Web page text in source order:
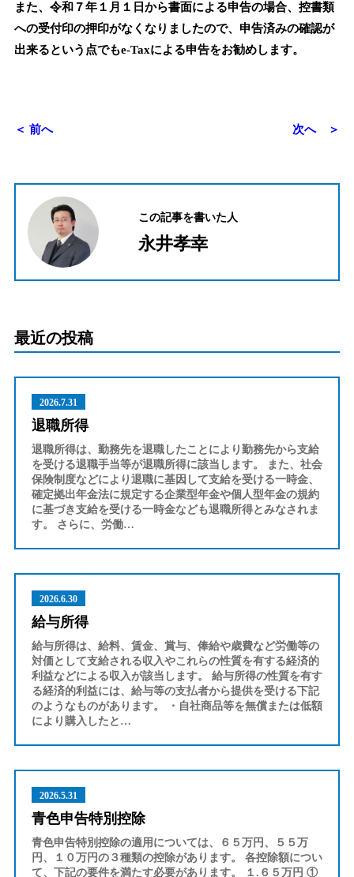
また、令和７年１月１日から書面による申告の場合、控書類
への受付印の押印がなくなりましたので、申告済みの確認が
出来るという点でもe-Taxによる申告をお勧めします。
＜ 前へ 次へ ＞
この記事を書いた人
永井孝幸
最近の投稿
2026.7.31
退職所得
退職所得は、勤務先を退職したことにより勤務先から支給
を受ける退職手当等が退職所得に該当します。 また、社会
保険制度などにより退職に基因して支給を受ける一時金、
確定拠出年金法に規定する企業型年金や個人型年金の規約
に基づき支給を受ける一時金なども退職所得とみなされま
す。 さらに、労働…
2026.6.30
給与所得
給与所得は、給料、賃金、賞与、俸給や歳費など労働等の
対価として支給される収入やこれらの性質を有する経済的
利益などによる収入が該当します。 給与所得の性質を有す
る経済的利益には、給与等の支払者から提供を受ける下記
のようなものがあります。 ・自社商品等を無償または低額
により購入したと…
2026.5.31
青色申告特別控除
青色申告特別控除の適用については、６５万円、５５万
円、１０万円の３種類の控除があります。 各控除額につい
て、下記の要件を満たす必要があります。 １.６５万円 ①